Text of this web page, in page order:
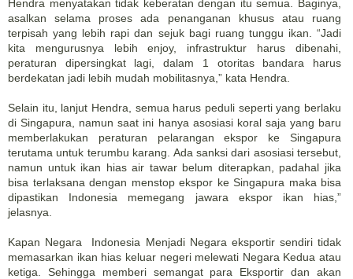
Hendra menyatakan tidak keberatan dengan itu semua. Baginya,
asalkan selama proses ada penanganan khusus atau ruang
terpisah yang lebih rapi dan sejuk bagi ruang tunggu ikan. “Jadi
kita mengurusnya lebih enjoy, infrastruktur harus dibenahi,
peraturan dipersingkat lagi, dalam 1 otoritas bandara harus
berdekatan jadi lebih mudah mobilitasnya,” kata Hendra.
Selain itu, lanjut Hendra, semua harus peduli seperti yang berlaku
di Singapura, namun saat ini hanya asosiasi koral saja yang baru
memberlakukan peraturan pelarangan ekspor ke Singapura
terutama untuk terumbu karang. Ada sanksi dari asosiasi tersebut,
namun untuk ikan hias air tawar belum diterapkan, padahal jika
bisa terlaksana dengan menstop ekspor ke Singapura maka bisa
dipastikan Indonesia memegang jawara ekspor ikan hias,”
jelasnya.
Kapan Negara Indonesia Menjadi Negara eksportir sendiri tidak
memasarkan ikan hias keluar negeri melewati Negara Kedua atau
ketiga. Sehingga memberi semangat para Eksportir dan akan